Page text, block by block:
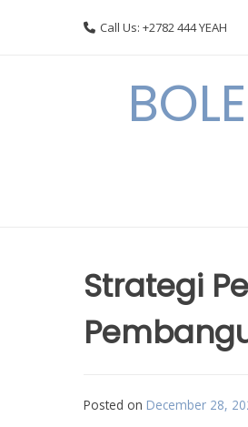
Call Us: +2782 444 YEAH
Strategi
Posted on December 28,